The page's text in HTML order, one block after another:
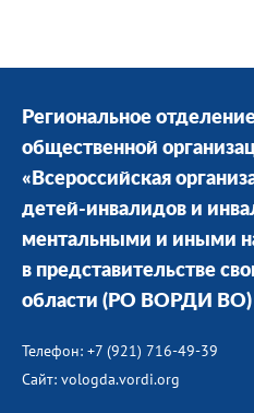
Региональное
общественной
«Всероссийская
детей-инвалидов и
ментальными и иными
в представительстве
области (РО ВОРДИ ВО)
Телефон: +7 (921) 716-49-39
Сайт: vologda.vordi.org